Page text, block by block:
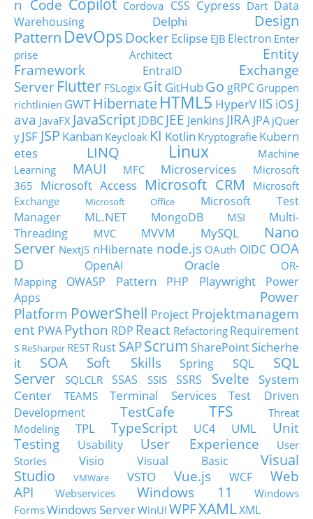
n Code
Cordova CSS Cypress Dart Data
Warehousing
Delphi
Design
Pattern DevOps DockerEclipse EJB Electron Enter
prise Architect
Entity
Framework
EntraID
Exchange
Server Flutter FSLogix Git GitHubGo gRPC Gruppen
richtlinien GWT HibernateHTML5 HyperVIIS iOSJ
ava JavaFX JavaScript JDBC JEE Jenkins JIRA JPA jQuer
y JSF JSP Kanban Keycloak KI Kotlin Kryptografie Kubern
etes
LINQ Linux
Machine
Learning
MAUI MFC Microservices
Microsoft
365
Microsoft Access Microsoft CRM
Microsoft
Exchange
Microsoft Office
Microsoft Test
Manager
ML.NET MongoDB MSI
Multi-
Threading
MVC MVVM MySQL
Nano
Server NextJS nHibernate node.js OAuth OIDC OOA
D
OpenAI Oracle
OR-
Mapping
OWASP Pattern PHP Playwright
Power
Apps
Power
Platform PowerShell Project Projektmanagem
ent PWA Python RDP React Refactoring Requirement
s ReSharper RESTRust SAPScrum SharePointSicherhe
it
SOA Soft Skills Spring SQL
SQL
Server
SQLCLR SSAS SSIS SSRS Svelte
System
Center
TEAMS Terminal Services
Test Driven
Development
TestCafe TFS
Threat
Modeling
TPL TypeScript UC4 UML
Unit
Testing
Usability User Experience
User
Stories
Visio Visual Basic
Visual
Studio
VMWare VSTO Vue.js WCF
Web
API
Webservices Windows 11
Windows
FormsWindows ServerWinUI WPFXAMLXML